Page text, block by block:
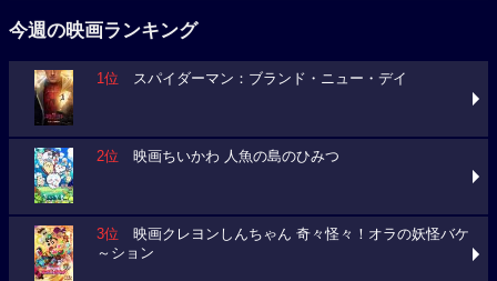
今週の映画ランキング
1位 スパイダーマン：ブランド・ニュー・デイ
2位 映画ちいかわ 人魚の島のひみつ
3位 映画クレヨンしんちゃん 奇々怪々！オラの妖怪バケ
～ション